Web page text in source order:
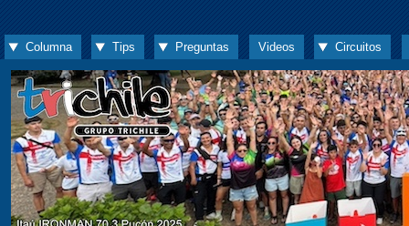
Columna Tips Preguntas Videos Circuitos